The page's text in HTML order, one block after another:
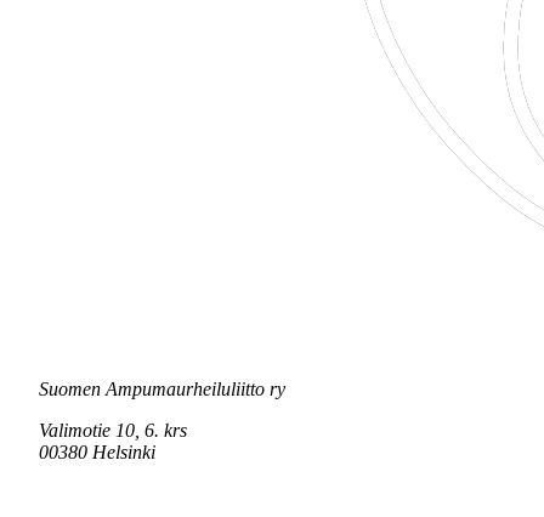
Suomen Ampumaurheiluliitto ry
Valimotie 10, 6. krs
00380 Helsinki